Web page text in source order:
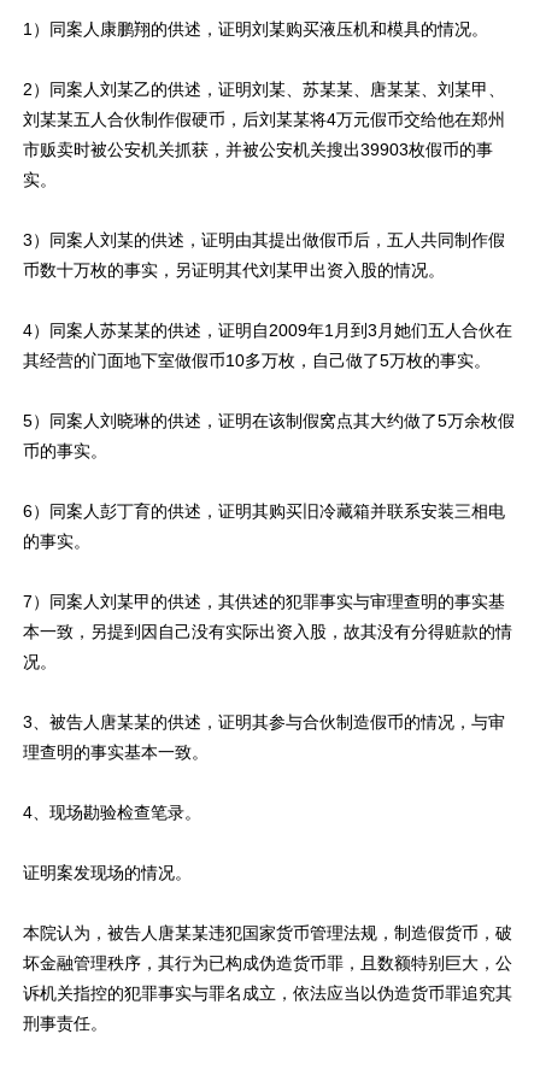
1）同案人康鹏翔的供述，证明刘某购买液压机和模具的情况。
2）同案人刘某乙的供述，证明刘某、苏某某、唐某某、刘某甲、
刘某某五人合伙制作假硬币，后刘某某将4万元假币交给他在郑州
市贩卖时被公安机关抓获，并被公安机关搜出39903枚假币的事
实。
3）同案人刘某的供述，证明由其提出做假币后，五人共同制作假
币数十万枚的事实，另证明其代刘某甲出资入股的情况。
4）同案人苏某某的供述，证明自2009年1月到3月她们五人合伙在
其经营的门面地下室做假币10多万枚，自己做了5万枚的事实。
5）同案人刘晓琳的供述，证明在该制假窝点其大约做了5万余枚假
币的事实。
6）同案人彭丁育的供述，证明其购买旧冷藏箱并联系安装三相电
的事实。
7）同案人刘某甲的供述，其供述的犯罪事实与审理查明的事实基
本一致，另提到因自己没有实际出资入股，故其没有分得赃款的情
况。
3、被告人唐某某的供述，证明其参与合伙制造假币的情况，与审
理查明的事实基本一致。
4、现场勘验检查笔录。
证明案发现场的情况。
本院认为，被告人唐某某违犯国家货币管理法规，制造假货币，破
坏金融管理秩序，其行为已构成伪造货币罪，且数额特别巨大，公
诉机关指控的犯罪事实与罪名成立，依法应当以伪造货币罪追究其
刑事责任。